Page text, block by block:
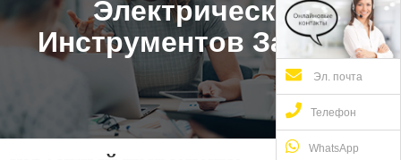
Электрических
Инструментов Заводы
Эл. почта
Телефон
WhatsApp